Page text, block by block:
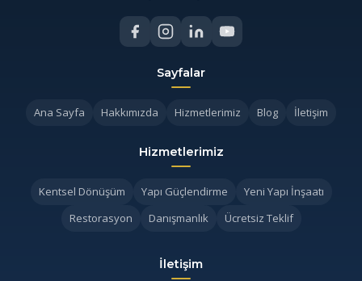
Sayfalar
Ana Sayfa Hakkımızda Hizmetlerimiz Blog İletişim
Hizmetlerimiz
Kentsel Dönüşüm Yapı Güçlendirme
Yeni Yapı İnşaatı
Restorasyon
Danışmanlık Ücretsiz Teklif
İletişim